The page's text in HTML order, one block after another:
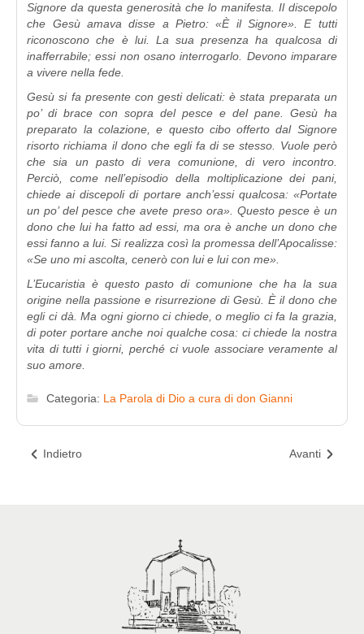
Signore da questa generosità che lo manifesta. Il discepolo
che Gesù amava disse a Pietro: «È il Signore». E tutti
riconoscono che è lui. La sua presenza ha qualcosa di
inafferrabile; essi non osano interrogarlo. Devono imparare
a vivere nella fede.
Gesù si fa presente con gesti delicati: è stata preparata un
po’ di brace con sopra del pesce e del pane. Gesù ha
preparato la colazione, e questo cibo offerto dal Signore
risorto richiama il dono che egli fa di se stesso. Vuole però
che sia un pasto di vera comunione, di vero incontro.
Perciò, come nell’episodio della moltiplicazione dei pani,
chiede ai discepoli di portare anch’essi qualcosa: «Portate
un po’ del pesce che avete preso ora». Questo pesce è un
dono che lui ha fatto ad essi, ma ora è anche un dono che
essi fanno a lui. Si realizza così la promessa dell’Apocalisse:
«Se uno mi ascolta, cenerò con lui e lui con me».
L’Eucaristia è questo pasto di comunione che ha la sua
origine nella passione e risurrezione di Gesù. È il dono che
egli ci dà. Ma ogni giorno ci chiede, o meglio ci fa la grazia,
di poter portare anche noi qualche cosa: ci chiede la nostra
vita di tutti i giorni, perché ci vuole associare veramente al
suo amore.
Categoria: La Parola di Dio a cura di don Gianni
Indietro Avanti